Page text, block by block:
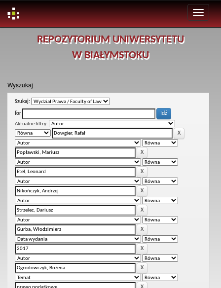
REPOZYTORIUM UNIWERSYTETU
W BIAŁYMSTOKU
Wyszukaj
Szukaj:
for
Aktualne filtry: